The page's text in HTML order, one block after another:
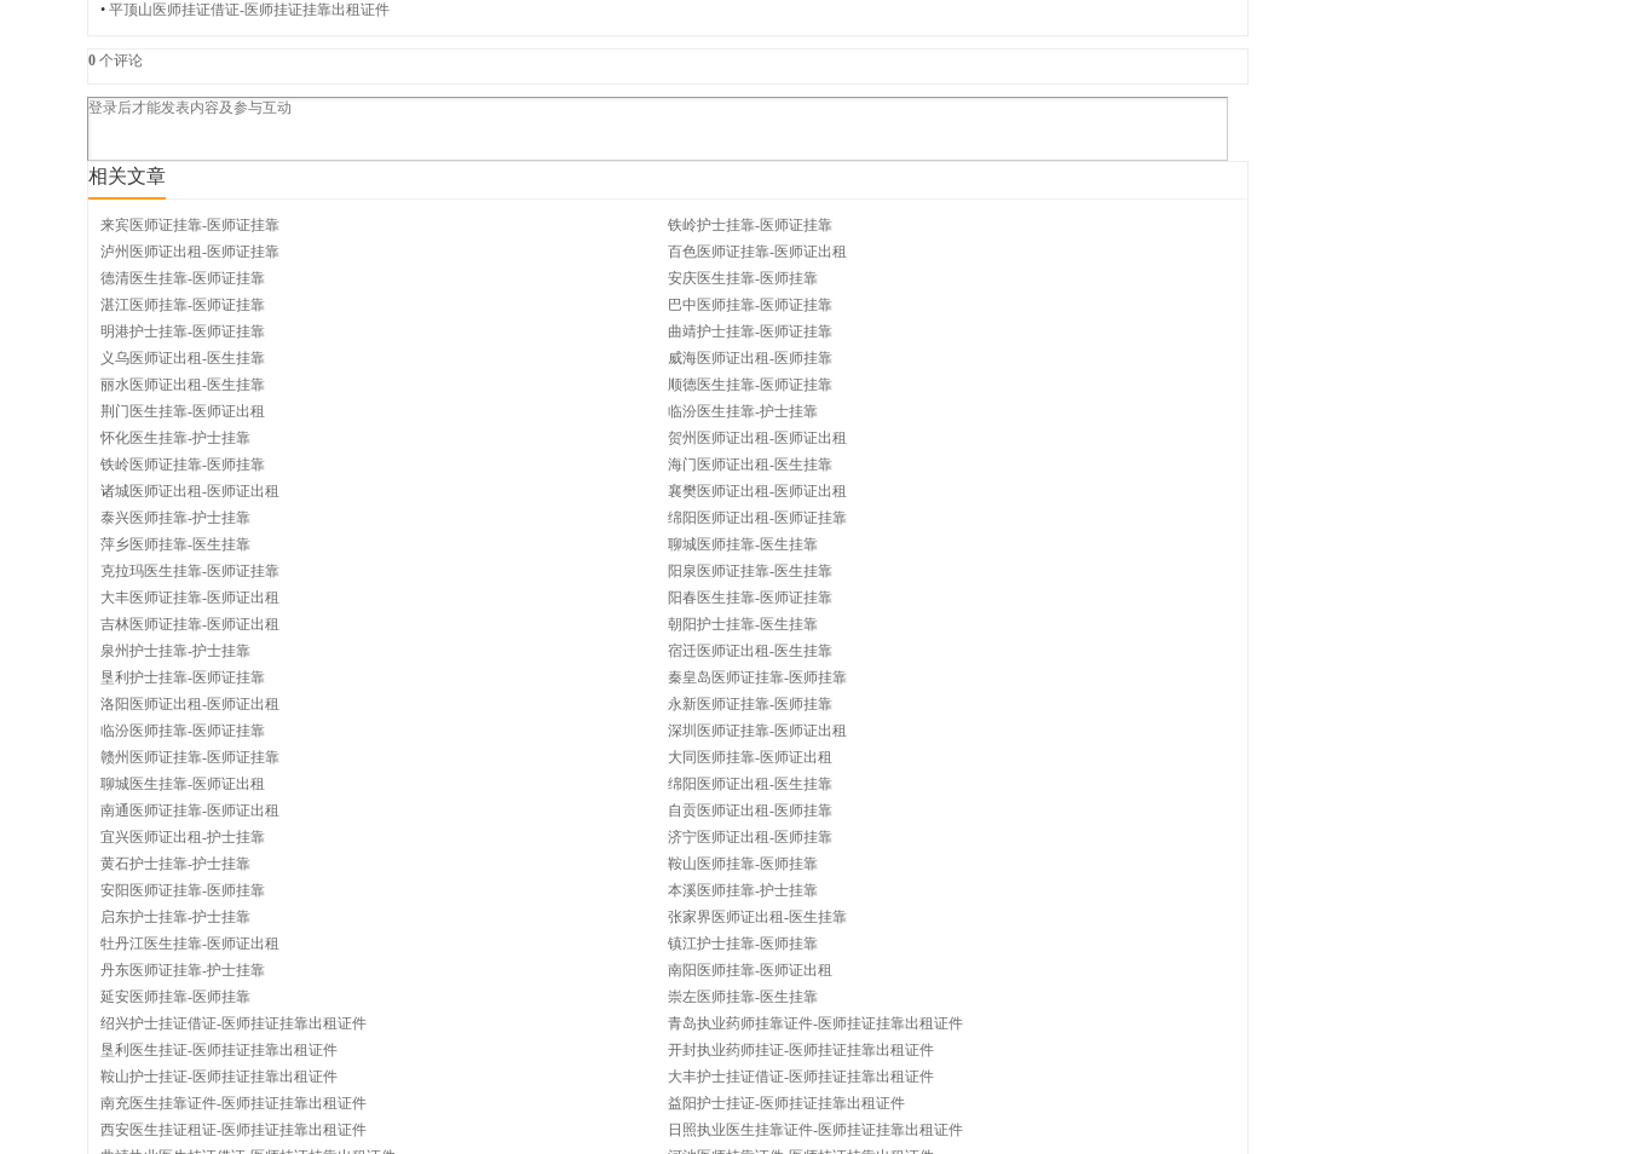
靠
网
• 平顶山医师挂证借证-医师挂证挂靠出租证件
0 个评论
相关文章
来宾医师证挂靠-医师证挂靠
铁岭护士挂靠-医师证挂靠
泸州医师证出租-医师证挂靠
百色医师证挂靠-医师证出租
德清医生挂靠-医师证挂靠
安庆医生挂靠-医师挂靠
湛江医师挂靠-医师证挂靠
巴中医师挂靠-医师证挂靠
明港护士挂靠-医师证挂靠
曲靖护士挂靠-医师证挂靠
义乌医师证出租-医生挂靠
威海医师证出租-医师挂靠
丽水医师证出租-医生挂靠
顺德医生挂靠-医师证挂靠
荆门医生挂靠-医师证出租
临汾医生挂靠-护士挂靠
怀化医生挂靠-护士挂靠
贺州医师证出租-医师证出租
铁岭医师证挂靠-医师挂靠
海门医师证出租-医生挂靠
诸城医师证出租-医师证出租
襄樊医师证出租-医师证出租
泰兴医师挂靠-护士挂靠
绵阳医师证出租-医师证挂靠
萍乡医师挂靠-医生挂靠
聊城医师挂靠-医生挂靠
克拉玛医生挂靠-医师证挂靠
阳泉医师证挂靠-医生挂靠
大丰医师证挂靠-医师证出租
阳春医生挂靠-医师证挂靠
吉林医师证挂靠-医师证出租
朝阳护士挂靠-医生挂靠
泉州护士挂靠-护士挂靠
宿迁医师证出租-医生挂靠
垦利护士挂靠-医师证挂靠
秦皇岛医师证挂靠-医师挂靠
洛阳医师证出租-医师证出租
永新医师证挂靠-医师挂靠
临汾医师挂靠-医师证挂靠
深圳医师证挂靠-医师证出租
赣州医师证挂靠-医师证挂靠
大同医师挂靠-医师证出租
聊城医生挂靠-医师证出租
绵阳医师证出租-医生挂靠
南通医师证挂靠-医师证出租
自贡医师证出租-医师挂靠
宜兴医师证出租-护士挂靠
济宁医师证出租-医师挂靠
黄石护士挂靠-护士挂靠
鞍山医师挂靠-医师挂靠
安阳医师证挂靠-医师挂靠
本溪医师挂靠-护士挂靠
启东护士挂靠-护士挂靠
张家界医师证出租-医生挂靠
牡丹江医生挂靠-医师证出租
镇江护士挂靠-医师挂靠
丹东医师证挂靠-护士挂靠
南阳医师挂靠-医师证出租
延安医师挂靠-医师挂靠
崇左医师挂靠-医生挂靠
绍兴护士挂证借证-医师挂证挂靠出租证件
青岛执业药师挂靠证件-医师挂证挂靠出租证件
垦利医生挂证-医师挂证挂靠出租证件
开封执业药师挂证-医师挂证挂靠出租证件
鞍山护士挂证-医师挂证挂靠出租证件
大丰护士挂证借证-医师挂证挂靠出租证件
南充医生挂靠证件-医师挂证挂靠出租证件
益阳护士挂证-医师挂证挂靠出租证件
西安医生挂证租证-医师挂证挂靠出租证件
日照执业医生挂靠证件-医师挂证挂靠出租证件